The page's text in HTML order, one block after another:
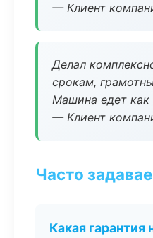
— Клиент
Делал
срокам,
Машина едет как
— Клиент
Часто
Какая гарантия